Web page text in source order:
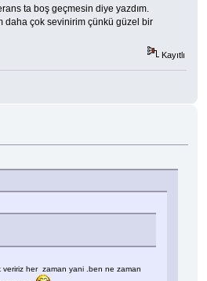
ta boş geçmesin diye yazdım.
daha çok sevinirim çünkü güzel bir
Kayıtlı
her zaman yani .ben ne zaman